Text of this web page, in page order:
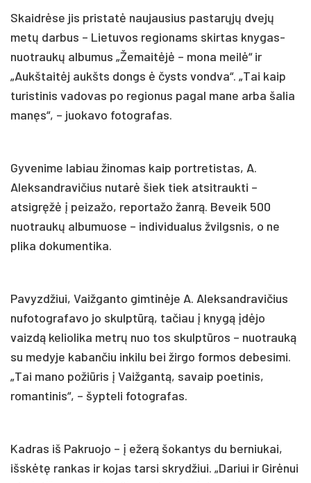
Skaidrėse jis pristatė naujausius pastarųjų dvejų
metų darbus – Lietuvos regionams skirtas knygas-
nuotraukų albumus „Žemaitėjė – mona meilė“ ir
„Aukštaitėj aukšts dongs ė čysts vondva“. „Tai kaip
turistinis vadovas po regionus pagal mane arba šalia
manęs“, – juokavo fotografas.
Gyvenime labiau žinomas kaip portretistas, A.
Aleksandravičius nutarė šiek tiek atsitraukti –
atsigręžė į peizažo, reportažo žanrą. Beveik 500
nuotraukų albumuose – individualus žvilgsnis, o ne
plika dokumentika.
Pavyzdžiui, Vaižganto gimtinėje A. Aleksandravičius
nufotografavo jo skulptūrą, tačiau į knygą įdėjo
vaizdą keliolika metrų nuo tos skulptūros – nuotrauką
su medyje kabančiu inkilu bei žirgo formos debesimi.
„Tai mano požiūris į Vaižgantą, savaip poetinis,
romantinis“, – šypteli fotografas.
Kadras iš Pakruojo – į ežerą šokantys du berniukai,
išskėtę rankas ir kojas tarsi skrydžiui. „Dariui ir Girėnui